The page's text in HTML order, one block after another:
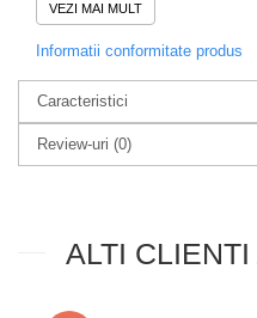
pe timp de zi cat si noaptea.
Intretinere:
Se spala la maxim 40 grade,
inalbitori.
Compozitie :100%bumbac
VEZI MAI MULT
Informatii conformitate produs
Caracteristici
Review-uri (0)
ALTI